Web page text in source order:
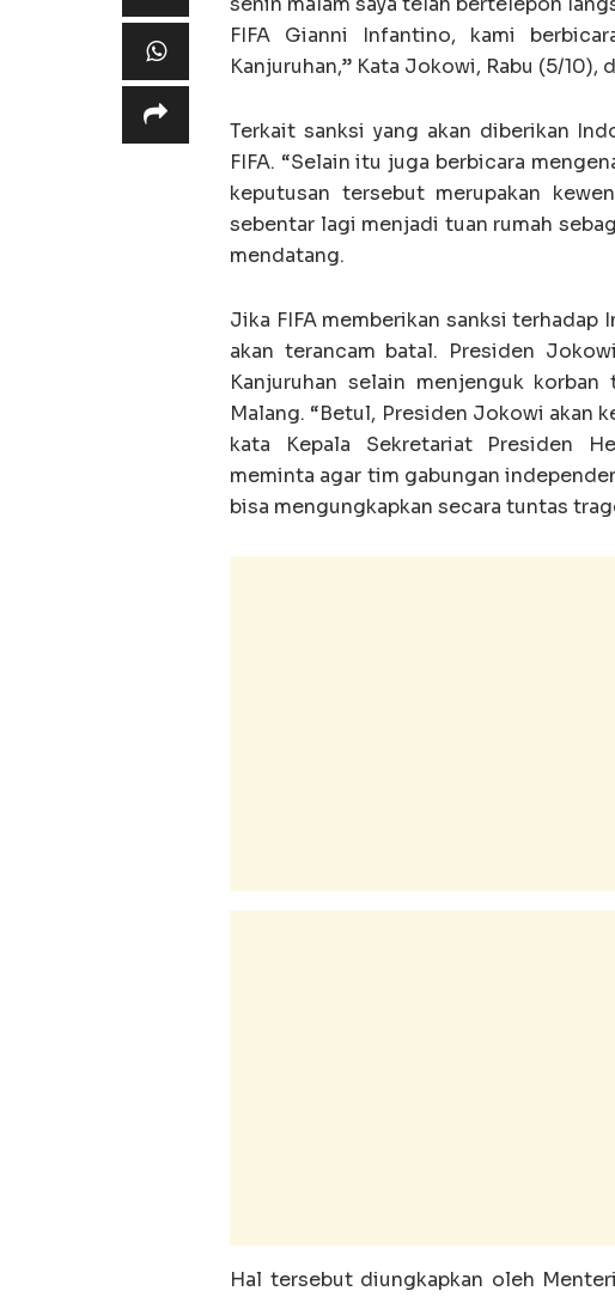
FIFA Gianni Infantino, kami
Kanjuruhan,” Kata Jokowi, Rabu (5/10),
Terkait sanksi yang akan diberikan
FIFA. “Selain itu juga berbicara
keputusan tersebut merupakan
sebentar lagi menjadi tuan rumah
mendatang.
Jika FIFA memberikan sanksi
akan terancam batal. Presiden
Kanjuruhan selain menjenguk
Malang. “Betul, Presiden Jokowi akan
kata Kepala Sekretariat Presiden
meminta agar tim gabungan
bisa mengungkapkan secara tuntas
Hal tersebut diungkapkan oleh